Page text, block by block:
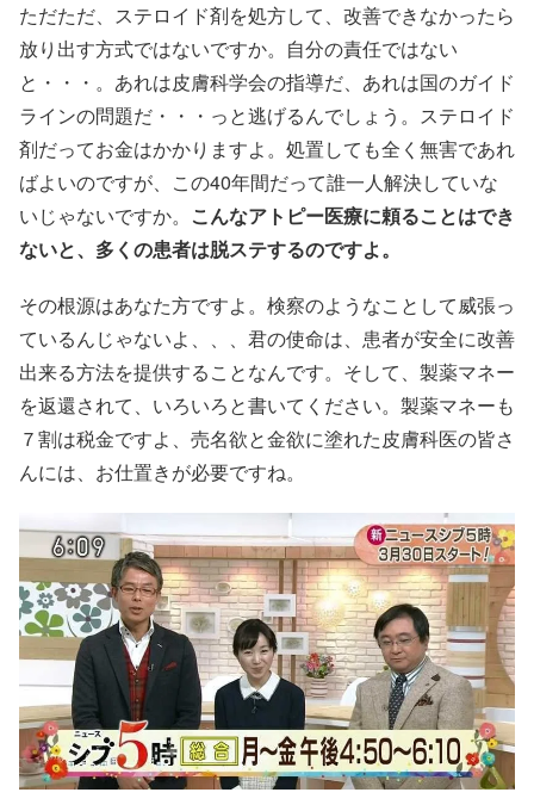
ただただ、ステロイド剤を処方して、改善できなかったら
放り出す方式ではないですか。自分の責任ではない
と・・・。あれは皮膚科学会の指導だ、あれは国のガイド
ラインの問題だ・・・っと逃げるんでしょう。ステロイド
剤だってお金はかかりますよ。処置しても全く無害であれ
ばよいのですが、この40年間だって誰一人解決していな
いじゃないですか。 こんなアトピー医療に頼ることはでき
ないと、多くの患者は脱ステするのですよ。
その根源はあなた方ですよ。検察のようなことして威張っ
ているんじゃないよ、、、君の使命は、患者が安全に改善
出来る方法を提供することなんです。そして、製薬マネー
を返還されて、いろいろと書いてください。製薬マネーも
７割は税金ですよ、売名欲と金欲に塗れた皮膚科医の皆さ
んには、お仕置きが必要ですね。